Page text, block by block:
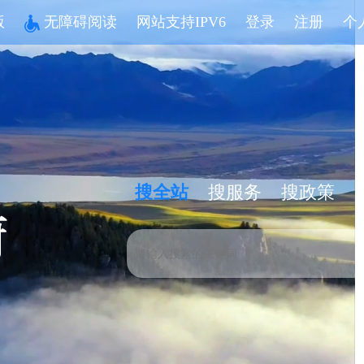
无障碍阅读 网站支持IPV6 登录 注册 个
搜全站 搜服务 搜政策